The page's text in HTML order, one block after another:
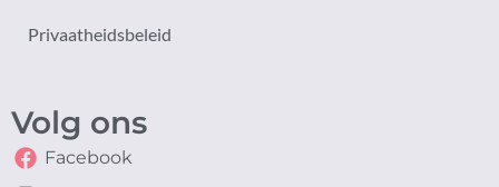
Privaatheidsbeleid
Volg ons
Facebook